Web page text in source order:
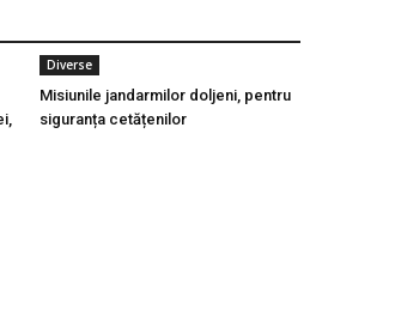
Diverse
Misiunile jandarmilor doljeni, pentru
siguranța cetățenilor